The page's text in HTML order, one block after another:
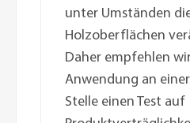
unter Umständen
Holzoberflächen
Daher empfehlen
Anwendung an
Stelle einen Test auf